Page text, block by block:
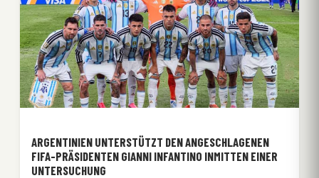
ARGENTINIEN UNTERSTÜTZT DEN ANGESCHLAGENEN
FIFA-PRÄSIDENTEN GIANNI INFANTINO INMITTEN EINER
UNTERSUCHUNG